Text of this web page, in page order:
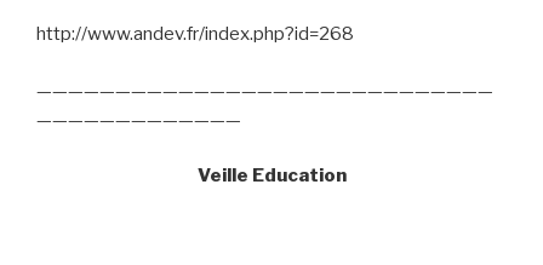
http://www.andev.fr/index.php?id=268
—————————————————————————————
—————————————
Veille Education